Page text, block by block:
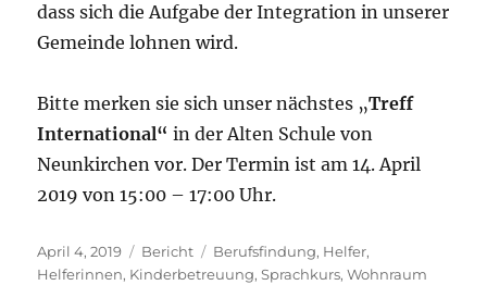
dass sich die Aufgabe der Integration in unserer
Gemeinde lohnen wird.
Bitte merken sie sich unser nächstes „Treff
International“ in der Alten Schule von
Neunkirchen vor. Der Termin ist am 14. April
2019 von 15:00 – 17:00 Uhr.
Veröffentlicht
am
April 4, 2019 Kategorien
Bericht Schlagwörter
Berufsfindung, Helfer,
Helferinnen, Kinderbetreuung,Sprachkurs,Wohnraum